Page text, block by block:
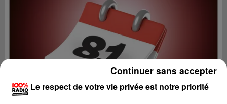
Le respect de votre vie privée est notre priorité
Continuer sans accepter